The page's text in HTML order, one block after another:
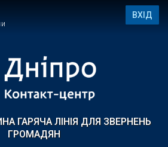
ВХІД
ГАРЯЧА ЛІНІЯ ДЛЯ ЗВЕРНЕНЬ
ГРОМАДЯН